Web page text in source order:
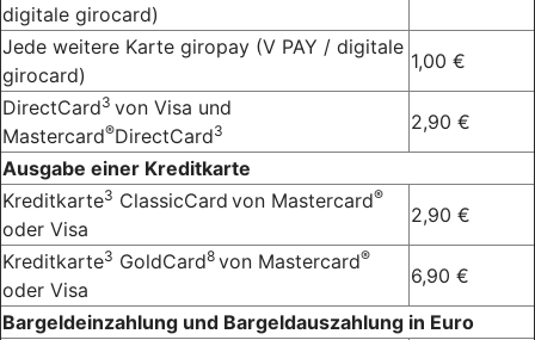
digitale girocard)
Jede weitere Karte giropay (V PAY / digitale
girocard)
1,00 €
DirectCard3 von Visa und
Mastercard®DirectCard3
2,90 €
Ausgabe einer Kreditkarte
Kreditkarte3 ClassicCard von Mastercard®
oder Visa
2,90 €
Kreditkarte3 GoldCard8 von Mastercard®
oder Visa
6,90 €
Bargeldeinzahlung und Bargeldauszahlung in Euro